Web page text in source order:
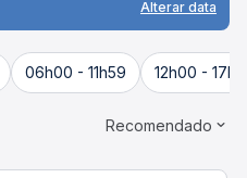
Alterar data
06h00 - 11h59 12h00 -
Recomendado